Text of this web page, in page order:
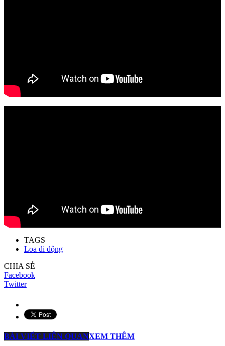
TAGS
Loa di động
CHIA SẺ
Facebook
Twitter
BÀI VIẾT LIÊN QUANXEM THÊM